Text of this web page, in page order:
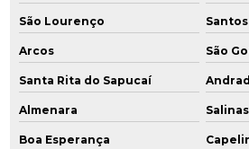
Remediação de áreas
Remediação engenharia ambiental
Remediação ex situ
Remediação in situ
São Lourenço
Arcos São
Santa Rita do Sapucaí
Almenara Salinas
Boa Esperança